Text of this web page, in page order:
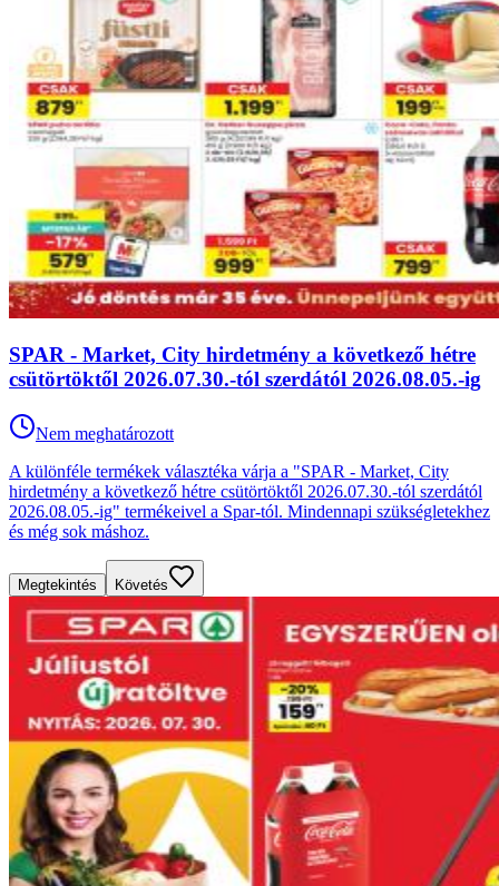
SPAR - Market, City hirdetmény a következő hétre
csütörtöktől 2026.07.30.-tól szerdától 2026.08.05.-ig
Nem meghatározott
A különféle termékek választéka várja a "SPAR - Market, City
hirdetmény a következő hétre csütörtöktől 2026.07.30.-tól szerdától
2026.08.05.-ig" termékeivel a Spar-tól. Mindennapi szükségletekhez
és még sok máshoz.
Megtekintés Követés